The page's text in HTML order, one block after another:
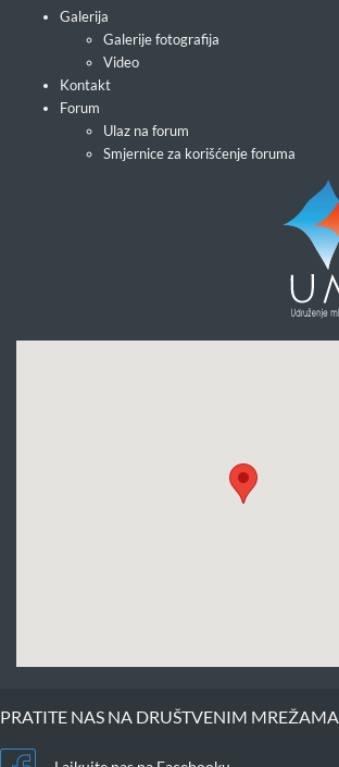
Galerija
Galerije fotografija
Video
Kontakt
Forum
Ulaz na forum
Smjernice za korišćenje foruma
PRATITE NAS NA DRUŠTVENIM MREŽAMA